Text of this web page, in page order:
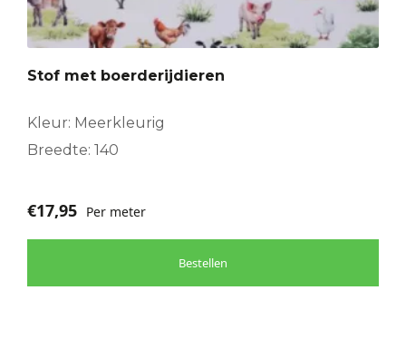
Stof met boerderijdieren
Kleur: Meerkleurig
Breedte: 140
€17,95 Per meter
Bestellen